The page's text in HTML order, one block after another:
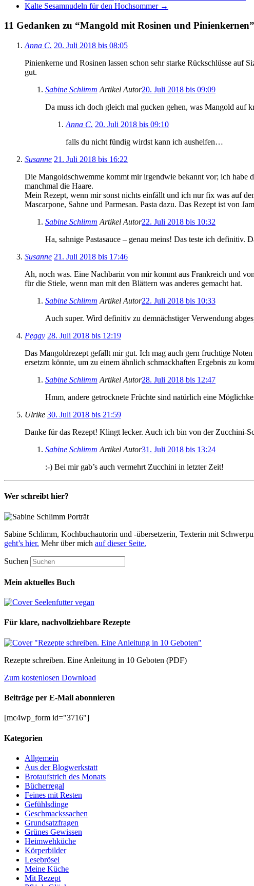
Kalte Sesamnudeln für den Hochsommer →
11 Gedanken zu “Mangold mit Rosinen und Pinienkernen”
Anna C. 20. Juli 2018 bis 08:05
Pinienkerne und Rosinen lassen schon sehr starke Rückschlüsse
gut.
Sabine Schlimm Artikel Autor20. Juli 2018 bis 09:09
Da muss ich doch gleich mal gucken gehen, was Mangold auf
Anna C. 20. Juli 2018 bis 09:10
falls du nicht fündig wirdst kann ich aushelfen…
Susanne 21. Juli 2018 bis 16:22
Die Mangoldschwemme kommt mir irgendwie bekannt vor; ich habe
manchmal die Haare.
Mein Rezept, wenn mir sonst nichts einfällt und ich nur fix was auf
Mascarpone, Sahne und Parmesan. Pasta dazu. Das Rezept ist von
Sabine Schlimm Artikel Autor22. Juli 2018 bis 10:32
Ha, sahnige Pastasauce – genau meins! Das teste ich definitiv.
Susanne 21. Juli 2018 bis 17:46
Ah, noch was. Eine Nachbarin von mir kommt aus Frankreich und
für die Stiele, wenn man mit den Blättern was anderes gemacht hat.
Sabine Schlimm Artikel Autor22. Juli 2018 bis 10:33
Auch super. Wird definitiv zu demnächstiger Verwendung
Peggy 28. Juli 2018 bis 12:19
Das Mangoldrezept gefällt mir gut. Ich mag auch gern fruchtige
ersetzrn könnte, um zu einem ähnlich schmackhaften Ergebnis zu
Sabine Schlimm Artikel Autor28. Juli 2018 bis 12:47
Hmm, andere getrocknete Früchte sind natürlich eine
Ulrike 30. Juli 2018 bis 21:59
Danke für das Rezept! Klingt lecker. Auch ich bin von der Zucchini-
Sabine Schlimm Artikel Autor31. Juli 2018 bis 13:24
:-) Bei mir gab’s auch vermehrt Zucchini in letzter Zeit!
Wer schreibt hier?
Sabine Schlimm, Kochbuchautorin und -übersetzerin, Texterin mit
geht’s hier. Mehr über mich auf dieser Seite.
Suchen
Mein aktuelles Buch
Für klare, nachvollziehbare Rezepte
Rezepte schreiben. Eine Anleitung in 10 Geboten (PDF)
Zum kostenlosen Download
Beiträge per E-Mail abonnieren
[mc4wp_form id="3716"]
Kategorien
Allgemein
Aus der Blogwerkstatt
Brotaufstrich des Monats
Bücherregal
Feines mit Resten
Gefühlsdinge
Geschmackssachen
Grundsatzfragen
Grünes Gewissen
Heimwehküche
Körperbilder
Lesebrösel
Meine Küche
Mit Rezept